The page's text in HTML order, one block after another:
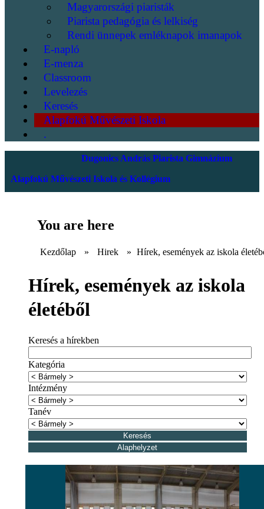
Magyarországi piaristák
Piarista pedagógia és lelkiség
Rendi ünnepek emléknapok imanapok
E-napló
E-menza
Classroom
Levelezés
Keresés
Alapfokú Művészeti Iskola
.
Dugonics András Piarista Gimnázium
Alapfokú Művészeti Iskola és Kollégium
You are here
Kezdőlap » Hirek » Hírek, események az iskola
Hírek, események az iskola
életéből
Keresés a hírekben
Kategória
Intézmény
Tanév